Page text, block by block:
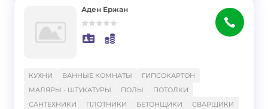
Аден Ержан
КУХНИ ВАННЫЕ КОМНАТЫ
ГИПСОКАРТОН
МАЛЯРЫ - ШТУКАТУРЫ
ПОЛЫ
ПОТОЛКИ
САНТЕХНИКИ
ПЛОТНИКИ БЕТОНЩИКИ
СВАРЩИКИ